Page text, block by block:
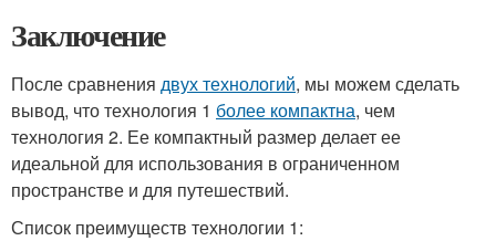
Заключение
После сравнения двух технологий, мы можем сделать
вывод, что технология 1 более компактна, чем
технология 2. Ее компактный размер делает ее
идеальной для использования в ограниченном
пространстве и для путешествий.
Список преимуществ технологии 1: